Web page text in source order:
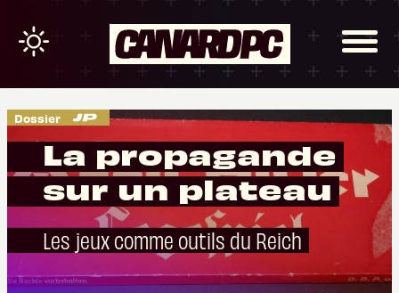
Dossier
La propagande
sur un plateau
Les jeux comme outils du Reich